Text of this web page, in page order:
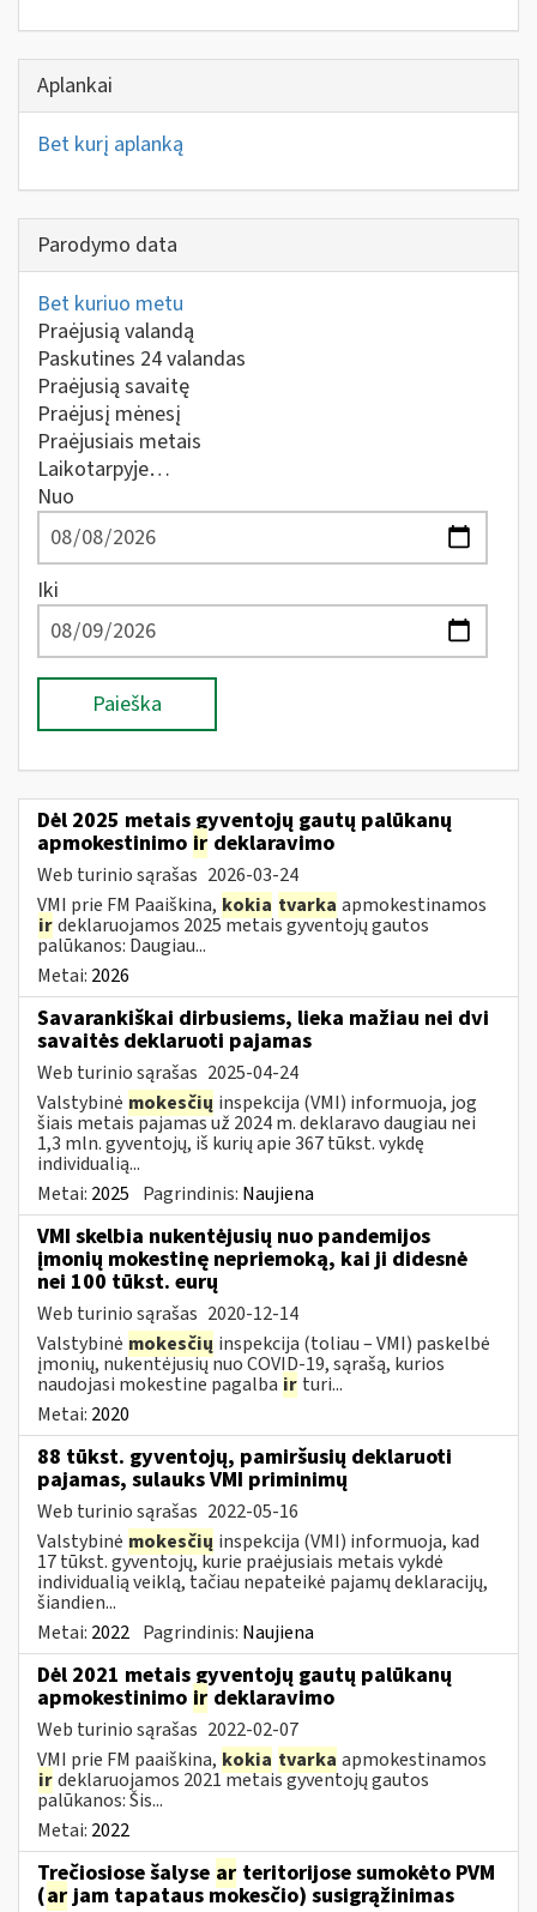
Aplankai
Bet kurį aplanką
Parodymo data
Bet kuriuo metu
Praėjusią valandą
Paskutines 24 valandas
Praėjusią savaitę
Praėjusį mėnesį
Praėjusiais metais
Laikotarpyje…
Nuo
Iki
Paieška
Dėl 2025 metais gyventojų gautų palūkanų
apmokestinimo ir deklaravimo
Web turinio sąrašas 2026-03-24
VMI prie FM Paaiškina, kokia tvarka apmokestinamos
irdeklaruojamos 2025 metais gyventojų gautos
palūkanos: Daugiau...
Metai: 2026
Savarankiškai dirbusiems, lieka mažiau nei dvi
savaitės deklaruoti pajamas
Web turinio sąrašas 2025-04-24
Valstybinė mokesčių inspekcija (VMI) informuoja, jog
šiais metais pajamas už 2024 m. deklaravo daugiau nei
1,3 mln. gyventojų, iš kurių apie 367 tūkst. vykdę
individualią...
Metai: 2025 Pagrindinis: Naujiena
VMI skelbia nukentėjusių nuo pandemijos
įmonių mokestinę nepriemoką, kai ji didesnė
nei 100 tūkst. eurų
Web turinio sąrašas 2020-12-14
Valstybinė mokesčių inspekcija (toliau – VMI) paskelbė
įmonių, nukentėjusių nuo COVID-19, sąrašą, kurios
naudojasi mokestine pagalba ir turi...
Metai: 2020
88 tūkst. gyventojų, pamiršusių deklaruoti
pajamas, sulauks VMI priminimų
Web turinio sąrašas 2022-05-16
Valstybinė mokesčių inspekcija (VMI) informuoja, kad
17 tūkst. gyventojų, kurie praėjusiais metais vykdė
individualią veiklą, tačiau nepateikė pajamų deklaracijų,
šiandien...
Metai: 2022 Pagrindinis: Naujiena
Dėl 2021 metais gyventojų gautų palūkanų
apmokestinimo ir deklaravimo
Web turinio sąrašas 2022-02-07
VMI prie FM paaiškina, kokia tvarka apmokestinamos
irdeklaruojamos 2021 metais gyventojų gautos
palūkanos: Šis...
Metai: 2022
Trečiosiose šalyse ar teritorijose sumokėto PVM
(arjam tapataus mokesčio) susigrąžinimas